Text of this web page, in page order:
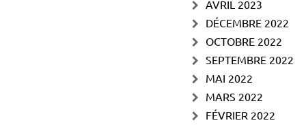
AVRIL 2023
DÉCEMBRE 2022
OCTOBRE 2022
SEPTEMBRE 2022
MAI 2022
MARS 2022
FÉVRIER 2022